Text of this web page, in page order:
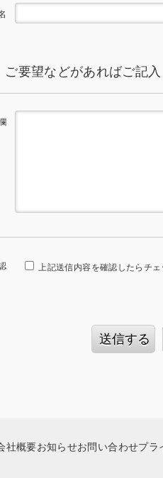
要望などがあればご記
上記送信内容を確認したらチ
社概要お知らせお問い合わせプラ